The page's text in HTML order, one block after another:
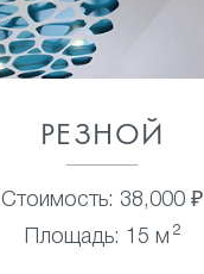
РЕЗНОЙ
Стоимость: 38,000 ₽
Площадь: 15 м 2